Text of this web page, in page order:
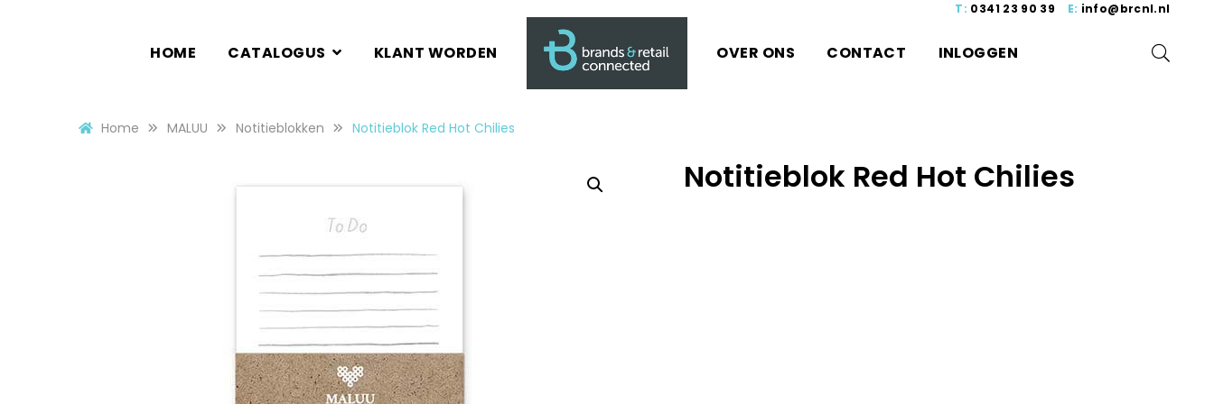
T: 0341 23 90 39 E: info@brcnl.nl
HOME CATALOGUS KLANT WORDEN OVER ONS CONTACT INLOGGEN
Home MALUU Notitieblokken Notitieblok Red Hot Chilies
Notitieblok Red Hot Chilies